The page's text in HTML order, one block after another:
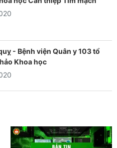
- Bệnh viện Quân y 103 tổ
Khoa học